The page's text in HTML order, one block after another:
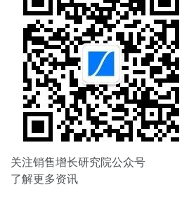
关注销售增长研究院公众号
了解更多资讯